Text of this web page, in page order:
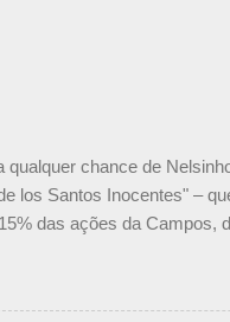
chance de
los Santos Inocentes" –
das ações da Campos,
o brasileiro não será o
Piquet", admitiu Audetto.